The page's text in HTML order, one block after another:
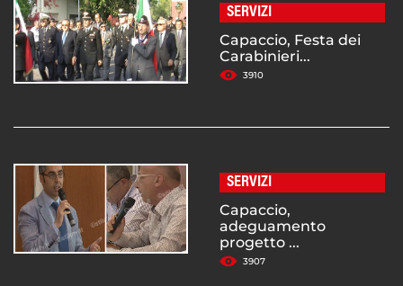
SERVIZI
Capaccio, Festa dei
Carabinieri...
3910
SERVIZI
Capaccio,
adeguamento
progetto ...
3907